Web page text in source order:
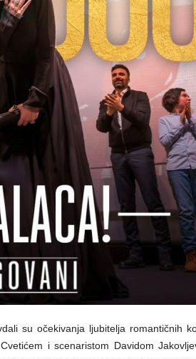
su očekivanja ljubitelja romantičnih
i scenaristom Davidom